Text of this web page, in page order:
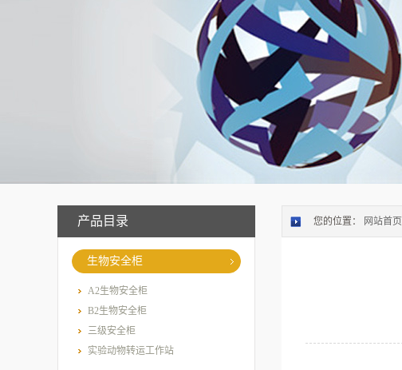
产品目录
生物安全柜
A2生物安全柜
B2生物安全柜
三级安全柜
实验动物转运工作站
您的位置： 网站首页